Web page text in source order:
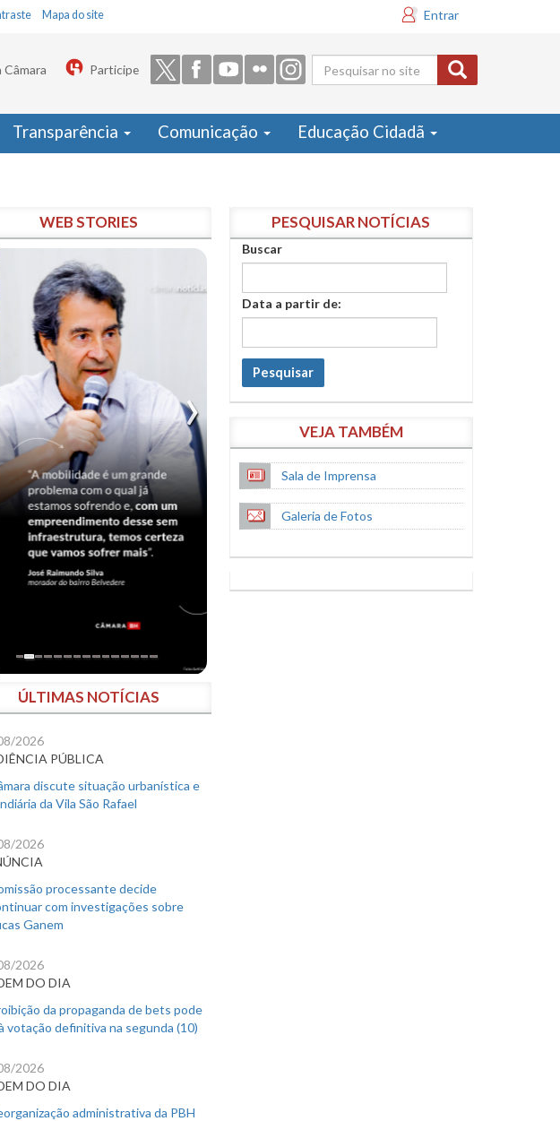
Mapa do site Entrar
Formulário
de busca
Câmara Participe
Transparência Comunicação Educação Cidadã
WEB STORIES
ÚLTIMAS NOTÍCIAS
2026
PÚBLICA
discute situação urbanística e
da Vila São Rafael
2026
processante decide
com investigações sobre
Ganem
2026
DO DIA
da propaganda de bets pode
votação definitiva na segunda (10)
2026
DO DIA
administrativa da PBH
PESQUISAR NOTÍCIAS
Buscar
Data a partir de:
Pesquisar
VEJA TAMBÉM
Sala de Imprensa
Galeria de Fotos